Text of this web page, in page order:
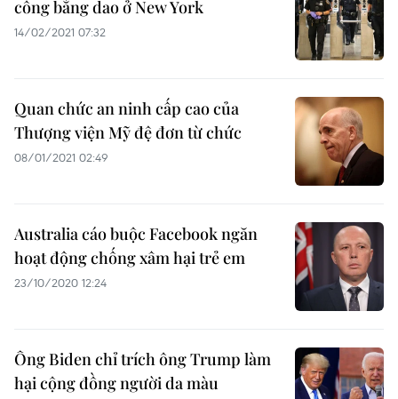
công bằng dao ở New York
14/02/2021 07:32
Quan chức an ninh cấp cao của
Thượng viện Mỹ đệ đơn từ chức
08/01/2021 02:49
Australia cáo buộc Facebook ngăn
hoạt động chống xâm hại trẻ em
23/10/2020 12:24
Ông Biden chỉ trích ông Trump làm
hại cộng đồng người da màu